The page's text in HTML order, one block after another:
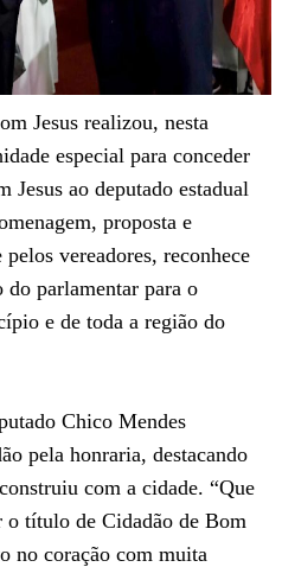
Jesus realizou, nesta
especial para conceder
ao deputado estadual
proposta e
vereadores, reconhece
parlamentar para o
e de toda a região do
Chico Mendes
pela honraria, destacando
com a cidade. “Que
o título de Cidadão de Bom
no coração com muita